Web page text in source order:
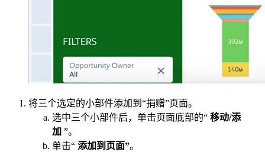
将三个选定的小部件添加到“捐赠”页面。
选中三个小部件后，单击页面底部的“ 移动/添
加 ”。
单击“ 添加到页面”。